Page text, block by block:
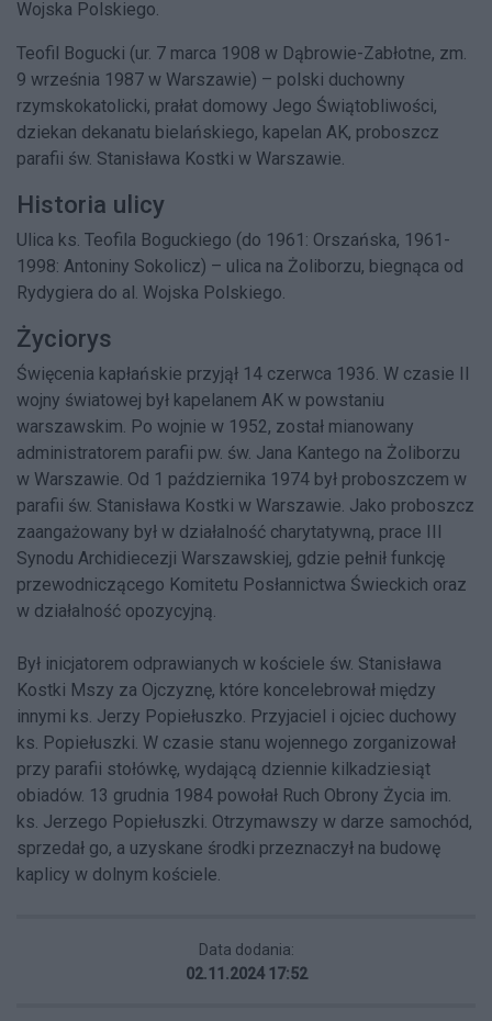
Wojska Polskiego.
Teofil Bogucki (ur. 7 marca 1908 w Dąbrowie-Zabłotne, zm.
9 września 1987 w Warszawie) – polski duchowny
rzymskokatolicki, prałat domowy Jego Świątobliwości,
dziekan dekanatu bielańskiego, kapelan AK, proboszcz
parafii św. Stanisława Kostki w Warszawie.
Historia ulicy
Ulica ks. Teofila Boguckiego (do 1961 : Orszańska, 1961 -
1998: Antoniny Sokolicz) – ulica na Żoliborzu, biegnąca od
Rydygiera do al. Wojska Polskiego.
Życiorys
Święcenia kapłańskie przyjął 14 czerwca 1936. W czasie
wojny światowej był kapelanem AK w powstaniu
warszawskim. Po wojnie w 1952, został mianowany
administratorem parafii pw. św. Jana Kantego na Żoliborzu
w Warszawie. Od 1 października 1974 był proboszczem w
parafii św. Stanisława Kostki w Warszawie. Jako proboszcz
zaangażowany był w działalność charytatywną, prace III
Synodu Archidiecezji Warszawskiej, gdzie pełnił funkcję
przewodniczącego Komitetu Posłannictwa Świeckich oraz
w działalność opozycyjną.
Był inicjatorem odprawianych w kościele św. Stanisława
Kostki Mszy za Ojczyznę, które koncelebrował między
innymi ks. Jerzy Popiełuszko. Przyjaciel i ojciec duchowy
ks. Popiełuszki. W czasie stanu wojennego zorganizował
przy parafii stołówkę, wydającą dziennie kilkadziesiąt
obiadów. 13 grudnia 1984 powołał Ruch Obrony Życia im.
ks. Jerzego Popiełuszki. Otrzymawszy w darze samochód,
sprzedał go, a uzyskane środki przeznaczył na budowę
kaplicy w dolnym kościele.
Data dodania:
02.11.2024 17:52